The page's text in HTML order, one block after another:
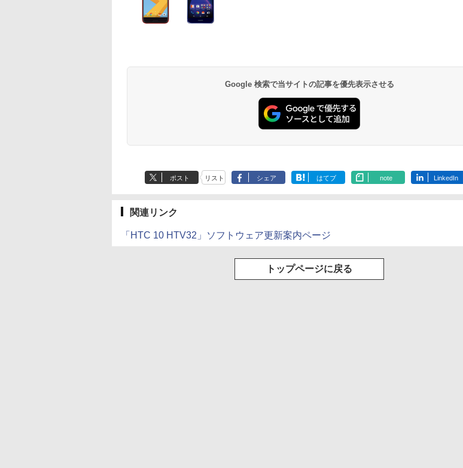
Google 検索で当サイトの記事を優先表示させる
ポスト リスト シェア はてブ note LinkedIn
関連リンク
「HTC 10 HTV32」ソフトウェア更新案内ページ
トップページに戻る